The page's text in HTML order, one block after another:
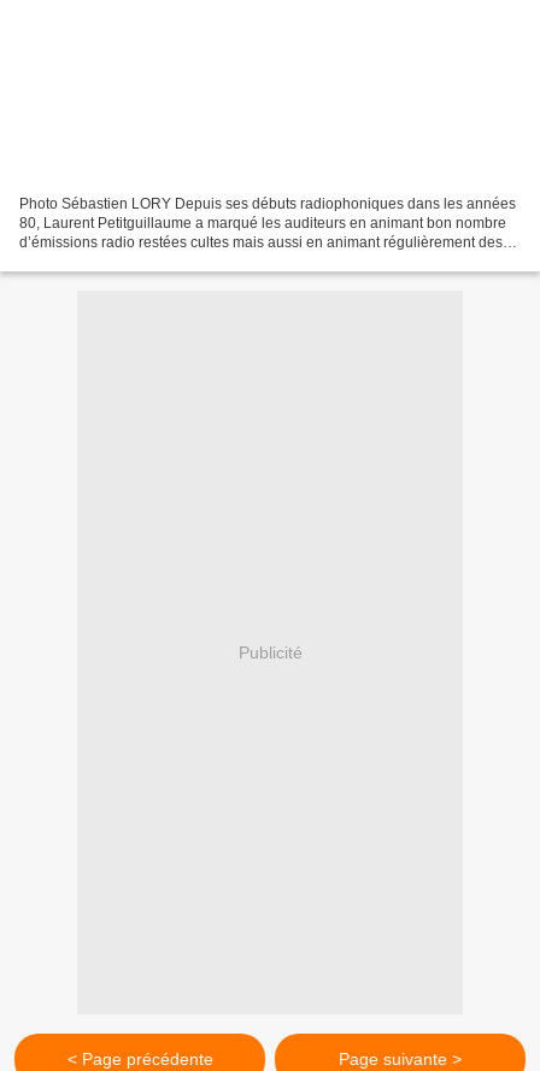
Photo Sébastien LORY Depuis ses débuts radiophoniques dans les années
80, Laurent Petitguillaume a marqué les auditeurs en animant bon nombre
d’émissions radio restées cultes mais aussi en animant régulièrement des
Publicité
< Page précédente Page suivante >